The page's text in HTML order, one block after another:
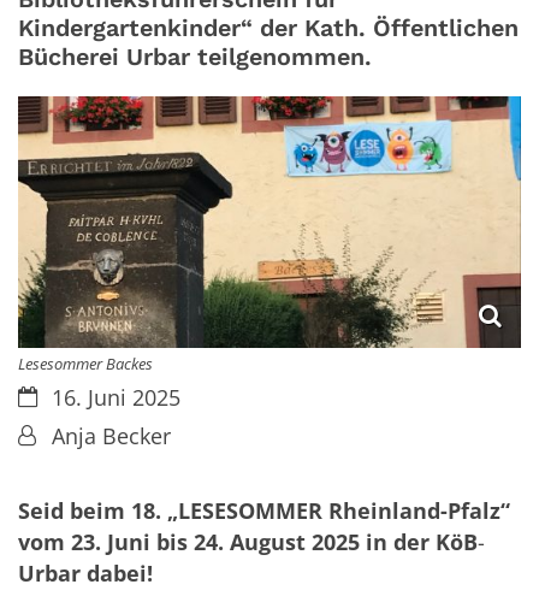
Kindergartenkinder“ der Kath. Öffentlichen
Bücherei Urbar teilgenommen.
Lesesommer Backes
Datum:16. Juni 2025
Von:Anja Becker
Seid beim 18. „LESESOMMER Rheinland-Pfalz“
vom 23. Juni bis 24. August 2025 in der KöB-
Urbar dabei!